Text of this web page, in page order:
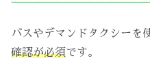
バスやデマンドタクシーを
確認が必須です。